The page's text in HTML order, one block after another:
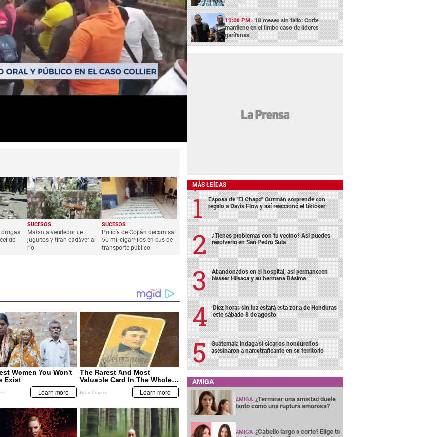
drogas
de
SUCESOS
Matan a vendedor de
juguitos y tiran cadáver al
río
SUCESOS
Policía de Copán decomisa
50 mil cigarrillos en bus de
transporte público
19:00 PM 18 meses sin fallo: Corte
mantiene en el limbo caso de líderes
garífunas
MÁS LEÍDAS
Esposa de "El Chapo" Guzmán sorprende con
regalo a Davis Flow y así reaccionó el tiktoker
¿Tienes problemas con tu vecino? Así puedes
resolverlo en San Pedro Sula
Abandonados en el hospital, así permanecen
Nasser Hilsaca y su hermana Básima
Diez horas sin luz estará esta zona de Honduras
este sábado 8 de agosto
Guatemala indaga si sicarios hondureños
asesinaron a narcotraficante en su territorio
AMIGA
AMIGA ¿Terminar una amistad duele
tanto como una ruptura amorosa?
AMIGA ¿Cabello largo o corto? Elige tu